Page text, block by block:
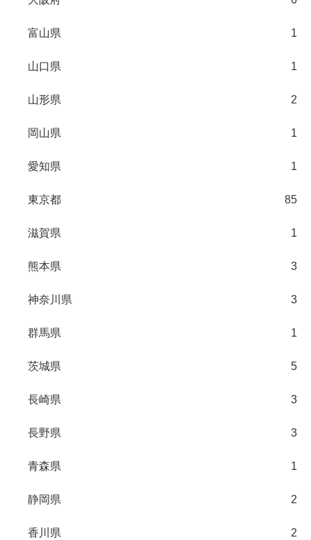
富山県 1
山口県 1
山形県 2
岡山県 1
愛知県 1
東京都 85
滋賀県 1
熊本県 3
神奈川県 3
群馬県 1
茨城県 5
長崎県 3
長野県 3
青森県 1
静岡県 2
香川県 2